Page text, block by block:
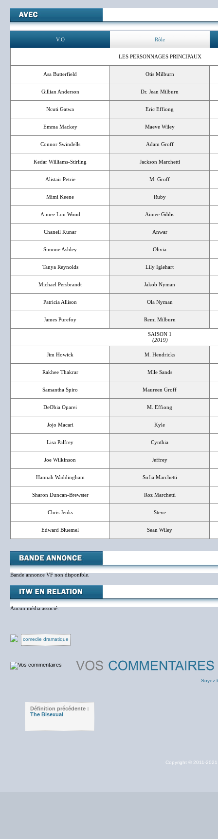
V.O Rôle
LES PERSONNAGES PRINCIPAUX
Asa Butterfield Otis Milburn
Gillian Anderson Dr. Jean Milburn
Ncuti Gatwa Eric Effiong
Emma Mackey Maeve Wiley
Connor Swindells Adam Groff
Kedar Williams-Stirling Jackson Marchetti
Alistair Petrie M. Groff
Mimi Keene Ruby
Aimee Lou Wood Aimee Gibbs
Chaneil Kunar Anwar
Simone Ashley Olivia
Tanya Reynolds Lily Iglehart
Michael Persbrandt Jakob Nyman
Patricia Allison Ola Nyman
James Purefoy Remi Milburn
SAISON 1
(2019)
Jim Howick M. Hendricks
Rakhee Thakrar Mlle Sands
Samantha Spiro Maureen Groff
DeObia Oparei M. Effiong
Jojo Macari Kyle
Lisa Palfrey Cynthia
Joe Wilkinson Jeffrey
Hannah Waddingham Sofia Marchetti
Sharon Duncan-Brewster Roz Marchetti
Chris Jenks Steve
Edward Bluemel Sean Wiley
Bande annonce VF non disponible.
Aucun média associé.
comedie dramatique
Soyez
Définition précédente :
The Bisexual
Copyright © 2011-